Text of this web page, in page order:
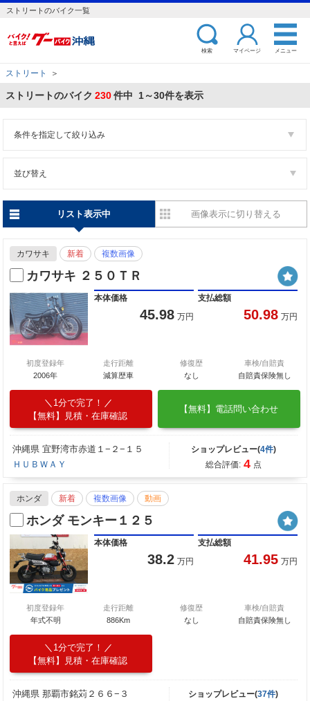
ストリートのバイク一覧
検索 マイページ メニュー
ストリート ＞
ストリートのバイク 230件中 1～30件を表示
条件を指定して絞り込み
並び替え
リスト表示中 画像表示に切り替える
カワサキ 新着 複数画像
カワサキ ２５０ＴＲ
本体価格
45.98 万円
支払総額
50.98 万円
初度登録年
2006年
走行距離
減算歴車
修復歴
なし
車検/自賠責
自賠責保険無し
1分で完了！
【無料】見積・在庫確認
【無料】電話問い合わせ
沖縄県 宜野湾市赤道１−２−１５
ＨＵＢＷＡＹ
ショップレビュー(4件)
総合評価: 4 点
ホンダ 新着 複数画像 動画
ホンダ モンキー１２５
本体価格
38.2 万円
支払総額
41.95 万円
初度登録年
年式不明
走行距離
886Km
修復歴
なし
車検/自賠責
自賠責保険無し
1分で完了！
【無料】見積・在庫確認
沖縄県 那覇市銘苅２６６−３
ショップレビュー(37件)